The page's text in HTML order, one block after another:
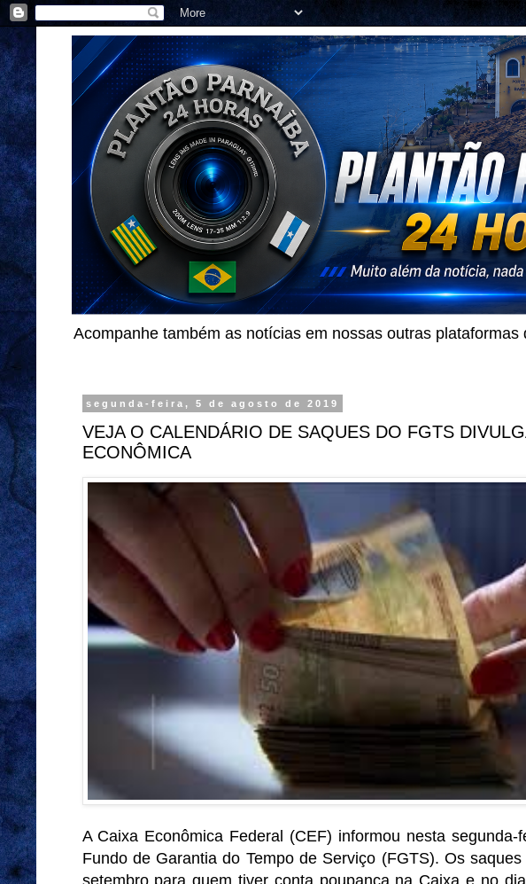
Acompanhe também as notícias em nossas outras plataformas
segunda-feira, 5 de agosto de 2019
VEJA O CALENDÁRIO DE SAQUES DO FGTS
ECONÔMICA
A Caixa Econômica Federal (CEF) informou nesta
Fundo de Garantia do Tempo de Serviço (FGTS). Os